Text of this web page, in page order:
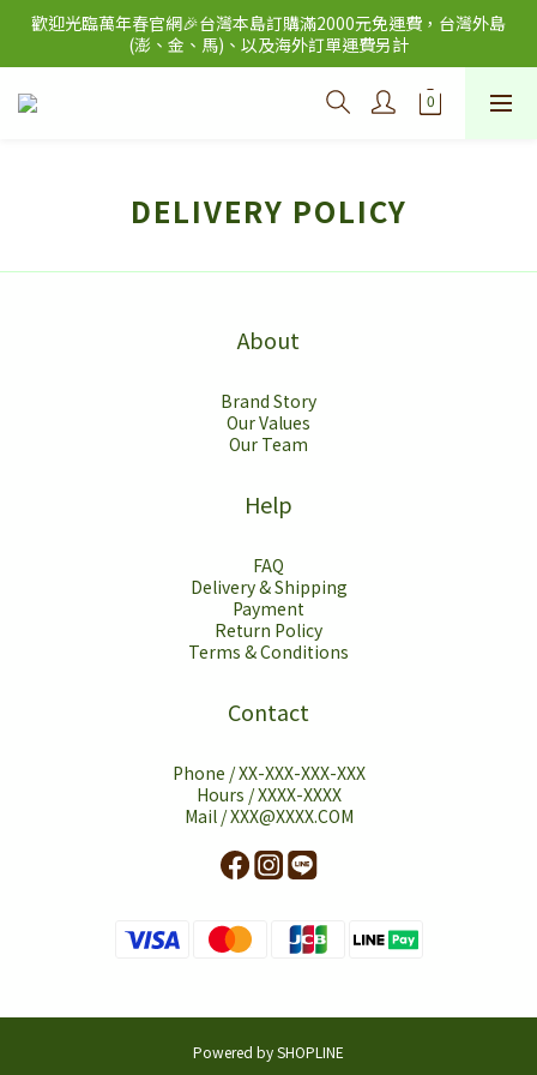
歡迎光臨萬年春官網🎉台灣本島訂購滿2000元免運費，台灣外島
(澎、金、馬)、以及海外訂單運費另計
歡迎光臨萬年春官網🎉台灣本島訂購滿2000元免運費，台灣外島
(澎、金、馬)、以及海外訂單運費另計
團媽、團購主、商家，大量訂購者，歡迎加入
LINE:@est29561789了解批發價
DELIVERY POLICY
About
Brand Story
Our Values
Our Team
Help
FAQ
Delivery & Shipping
Payment
Return Policy
Terms & Conditions
Contact
Phone / XX-XXX-XXX-XXX
Hours / XXXX-XXXX
Mail / XXX@XXXX.COM
Powered by SHOPLINE